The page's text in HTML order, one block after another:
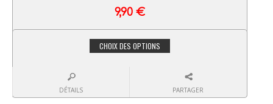
9,90 €
CHOIX DES OPTIONS
DÉTAILS PARTAGER